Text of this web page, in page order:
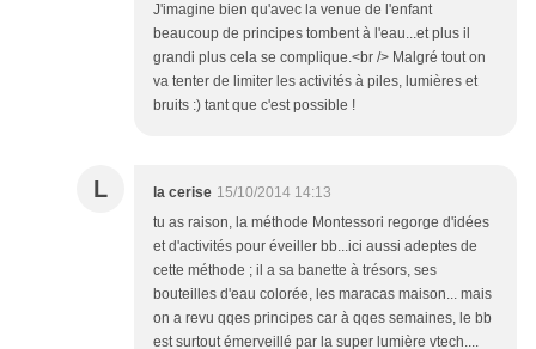
J'imagine bien qu'avec la venue de l'enfant
beaucoup de principes tombent à l'eau...et plus il
grandi plus cela se complique.<br /> Malgré tout on
va tenter de limiter les activités à piles, lumières et
bruits :) tant que c'est possible !
L la cerise 15/10/2014 14:13
tu as raison, la méthode Montessori regorge d'idées
et d'activités pour éveiller bb...ici aussi adeptes de
cette méthode ; il a sa banette à trésors, ses
bouteilles d'eau colorée, les maracas maison... mais
on a revu qqes principes car à qqes semaines, le bb
est surtout émerveillé par la super lumière vtech....